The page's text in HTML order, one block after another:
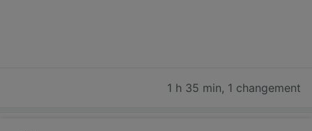
1 h 35 min, 1 changement